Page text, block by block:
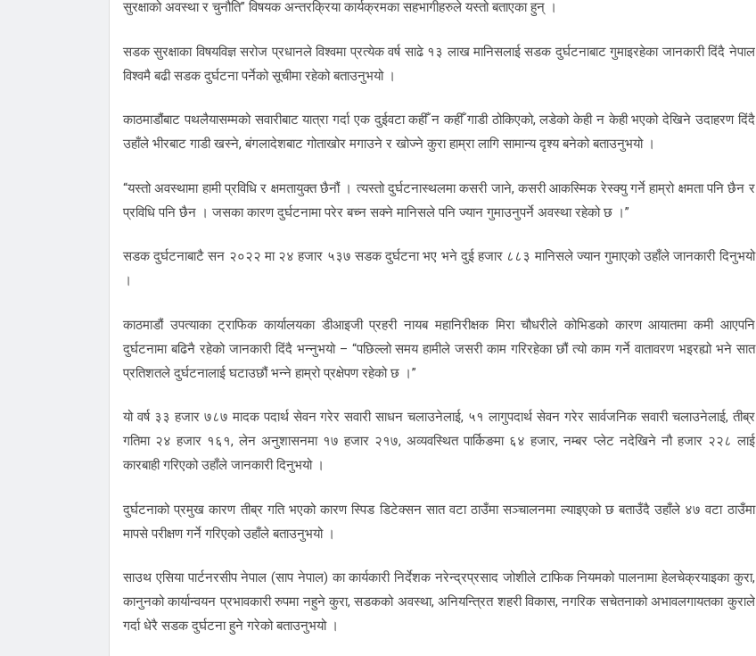
सुरक्षाको अवस्था र चुनौति” विषयक अन्तरक्रिया कार्यक्रमका सहभागीहरुले यस्तो बताएका हुन् ।
सडक सुरक्षाका विषयविज्ञ सरोज प्रधानले विश्वमा प्रत्येक वर्ष साढे १३ लाख मानिसलाई सडक दुर्घटनाबाट गुमाइरहेका जानकारी दिंदै नेपाल
विश्वमै बढी सडक दुर्घटना पर्नेको सूचीमा रहेको बताउनुभयो ।
काठमाडौंबाट पथलैयासम्मको सवारीबाट यात्रा गर्दा एक दुईवटा कहीँ न कहीँ गाडी ठोकिएको, लडेको केही न केही भएको देखिने उदाहरण दिंदै
उहाँले भीरबाट गाडी खस्ने, बंगलादेशबाट गोताखोर मगाउने र खोज्ने कुरा हाम्रा लागि सामान्य दृश्य बनेको बताउनुभयो ।
“यस्तो अवस्थामा हामी प्रविधि र क्षमतायुक्त छैनौं । त्यस्तो दुर्घटनास्थलमा कसरी जाने, कसरी आकस्मिक रेस्क्यु गर्ने हाम्रो क्षमता पनि छैन र
प्रविधि पनि छैन । जसका कारण दुर्घटनामा परेर बच्न सक्ने मानिसले पनि ज्यान गुमाउनुपर्ने अवस्था रहेको छ ।”
सडक दुर्घटनाबाटै सन २०२२ मा २४ हजार ५३७ सडक दुर्घटना भए भने दुई हजार ८८३ मानिसले ज्यान गुमाएको उहाँले जानकारी दिनुभयो
।
काठमाडौं उपत्याका ट्राफिक कार्यालयका डीआइजी प्रहरी नायब महानिरीक्षक मिरा चौधरीले कोभिडको कारण आयातमा कमी आएपनि
दुर्घटनामा बढिनै रहेको जानकारी दिंदै भन्नुभयो – “पछिल्लो समय हामीले जसरी काम गरिरहेका छौं त्यो काम गर्ने वातावरण भइरह्यो भने सात
प्रतिशतले दुर्घटनालाई घटाउछौं भन्ने हाम्रो प्रक्षेपण रहेको छ ।”
यो वर्ष ३३ हजार ७८७ मादक पदार्थ सेवन गरेर सवारी साधन चलाउनेलाई, ५१ लागुपदार्थ सेवन गरेर सार्वजनिक सवारी चलाउनेलाई, तीब्र
गतिमा २४ हजार १६१, लेन अनुशासनमा १७ हजार २१७, अव्यवस्थित पार्किङमा ६४ हजार, नम्बर प्लेट नदेखिने नौ हजार २२८ लाई
कारबाही गरिएको उहाँले जानकारी दिनुभयो ।
दुर्घटनाको प्रमुख कारण तीब्र गति भएको कारण स्पिड डिटेक्सन सात वटा ठाउँमा सञ्चालनमा ल्याइएको छ बताउँदै उहाँले ४७ वटा ठाउँमा
मापसे परीक्षण गर्ने गरिएको उहाँले बताउनुभयो ।
साउथ एसिया पार्टनरसीप नेपाल (साप नेपाल) का कार्यकारी निर्देशक नरेन्द्रप्रसाद जोशीले टाफिक नियमको पालनामा हेलचेक्रयाइका कुरा,
कानुनको कार्यान्वयन प्रभावकारी रुपमा नहुने कुरा, सडकको अवस्था, अनियन्त्रित शहरी विकास, नगरिक सचेतनाको अभावलगायतका कुराले
गर्दा धेरै सडक दुर्घटना हुने गरेको बताउनुभयो ।